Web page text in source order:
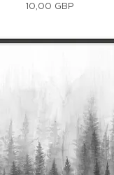
Precio
10,00 GBP